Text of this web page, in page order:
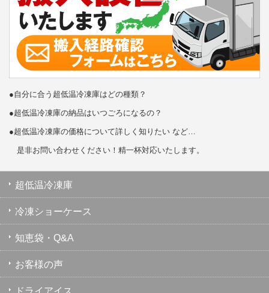
●自分に合う超低温冷凍庫はどの種類？
●超低温冷凍庫の納品はいつごろになるの？
●超低温冷凍庫の価格について詳しく知りたい など…
是非お問い合わせください！精一杯対応いたします。
超低温冷凍庫
冷凍ショーケース
知恵袋・Q&A
お客様の声